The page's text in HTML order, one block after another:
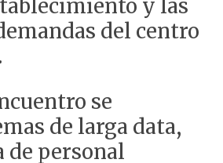
y las
del centro
se
de larga data,
de personal